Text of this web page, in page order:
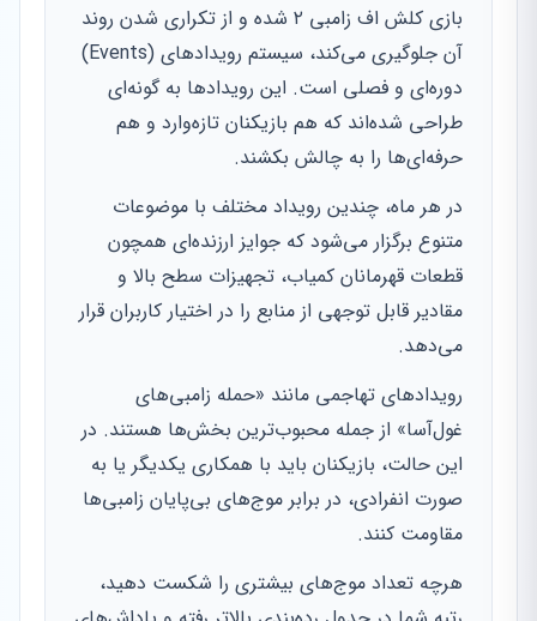
بازی کلش اف زامبی ۲ شده و از تکراری شدن روند
آن جلوگیری می‌کند، سیستم رویدادهای (Events)
دوره‌ای و فصلی است. این رویدادها به گونه‌ای
طراحی شده‌اند که هم بازیکنان تازه‌وارد و هم
حرفه‌ای‌ها را به چالش بکشند.
در هر ماه، چندین رویداد مختلف با موضوعات
متنوع برگزار می‌شود که جوایز ارزنده‌ای همچون
قطعات قهرمانان کمیاب، تجهیزات سطح بالا و
مقادیر قابل توجهی از منابع را در اختیار کاربران قرار
می‌دهد.
رویدادهای تهاجمی مانند «حمله زامبی‌های
غول‌آسا» از جمله محبوب‌ترین بخش‌ها هستند. در
این حالت، بازیکنان باید با همکاری یکدیگر یا به
صورت انفرادی، در برابر موج‌های بی‌پایان زامبی‌ها
مقاومت کنند.
هرچه تعداد موج‌های بیشتری را شکست دهید،